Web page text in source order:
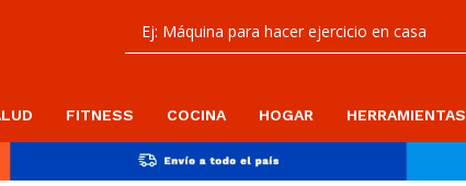
FITNESS COCINA HOGAR HERRAMIENTAS